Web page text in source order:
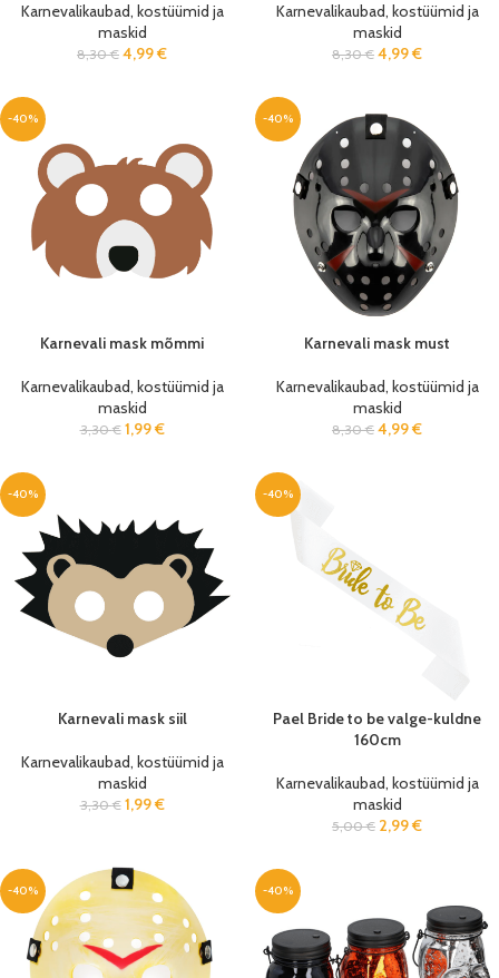
Karnevalikaubad, kostüümid ja
maskid
8,30€ 4,99€
Karnevalikaubad, kostüümid ja
maskid
8,30€ 4,99€
-40%
Karnevali mask mõmmi
Karnevalikaubad, kostüümid ja
maskid
3,30€ 1,99€
-40%
Karnevali mask must
Karnevalikaubad, kostüümid ja
maskid
8,30€ 4,99€
-40%
Karnevali mask siil
Karnevalikaubad, kostüümid ja
maskid
3,30€ 1,99€
-40%
Pael Bride to be valge-kuldne
160cm
Karnevalikaubad, kostüümid ja
maskid
5,00€ 2,99€
-40% -40%